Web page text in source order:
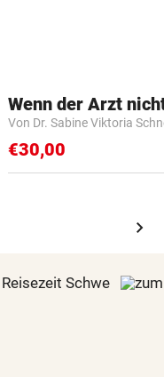
Von Dr. Sabine Viktoria
€30,00
chevron_right